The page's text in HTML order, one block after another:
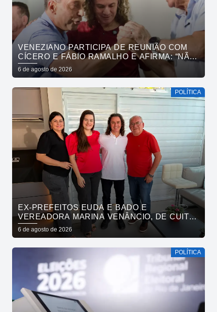
VENEZIANO PARTICIPA DE REUNIÃO COM
CÍCERO E FÁBIO RAMALHO E AFIRMA: “NÃO
ESTAMOS COMPRANDO CONSCIÊNCIAS,
MAS MOSTRANDO TRABALHO
6 de agosto de 2026
POLÍTICA
EX-PREFEITOS EUDA E BADO E
VEREADORA MARINA VENÂNCIO, DE CUITÉ,
REAFIRMAM APOIO A CÍCERO, VENEZIANO E
ANDRÉ GADELHA
6 de agosto de 2026
POLÍTICA